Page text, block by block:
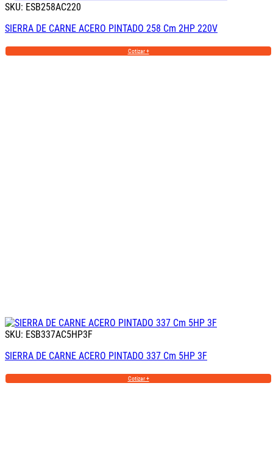
SKU: ESB258AC220
SIERRA DE CARNE ACERO PINTADO 258 Cm 2HP 220V
Cotizar +
SKU: ESB337AC5HP3F
SIERRA DE CARNE ACERO PINTADO 337 Cm 5HP 3F
Cotizar +